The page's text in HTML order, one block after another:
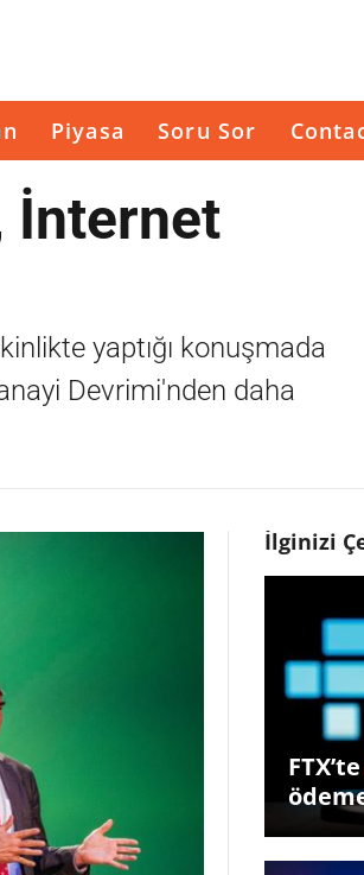
Piyasa Soru Sor
İnternet
yaptığı konuşmada
Devrimi'nden daha
İlginizi